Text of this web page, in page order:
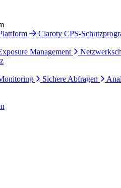
Claroty CPS-
Management
Sichere Abfragen